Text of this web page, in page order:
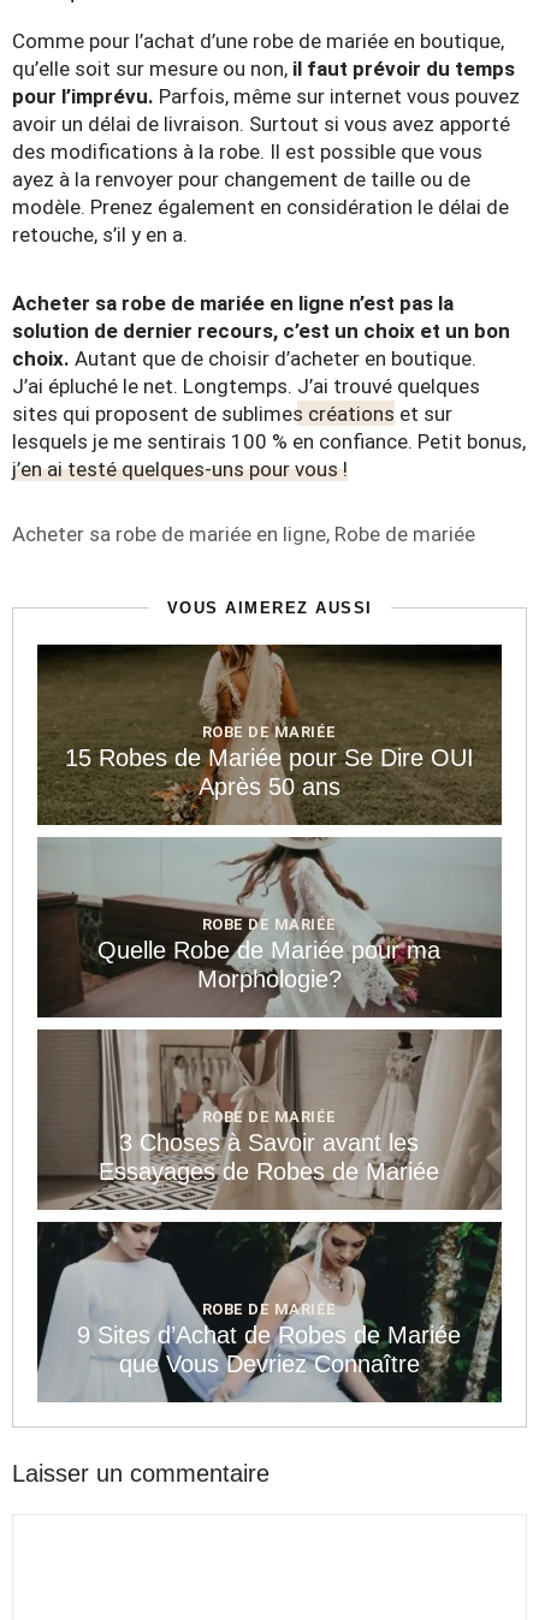
Comme pour l’achat d’une robe de mariée en boutique,
qu’elle soit sur mesure ou non, il faut prévoir du temps
pour l’imprévu. Parfois, même sur internet vous pouvez
avoir un délai de livraison. Surtout si vous avez apporté
des modifications à la robe. Il est possible que vous
ayez à la renvoyer pour changement de taille ou de
modèle. Prenez également en considération le délai de
retouche, s’il y en a.
Acheter sa robe de mariée en ligne n’est pas la
solution de dernier recours, c’est un choix et un bon
choix. Autant que de choisir d’acheter en boutique.
J’ai épluché le net. Longtemps. J’ai trouvé quelques
sites qui proposent de sublimes créations et sur
lesquels je me sentirais 100 % en confiance. Petit bonus,
j’en ai testé quelques-uns pour vous !
Étiquettes
Acheter sa robe de mariée en ligne, Robe de mariée
VOUS AIMEREZ AUSSI
ROBE DE MARIÉE
15 Robes de Mariée pour Se Dire OUI
Après 50 ans
ROBE DE MARIÉE
Quelle Robe de Mariée pour ma
Morphologie?
ROBE DE MARIÉE
3 Choses à Savoir avant les
Essayages de Robes de Mariée
ROBE DE MARIÉE
9 Sites d’Achat de Robes de Mariée
que Vous Devriez Connaître
Laisser un commentaire